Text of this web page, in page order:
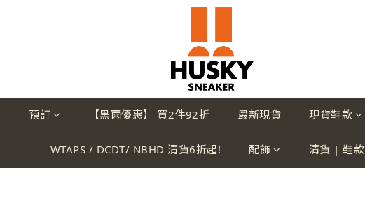
預訂 【黑雨優惠】 買2件92折 最新現貨 現貨鞋款
WTAPS / DCDT/ NBHD 清貨6折起! 配飾 清貨 | 鞋款